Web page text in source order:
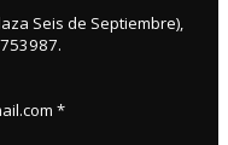
Seis de Septiembre),
*